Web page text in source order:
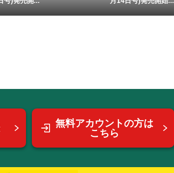
無料アカウントの方は
こちら